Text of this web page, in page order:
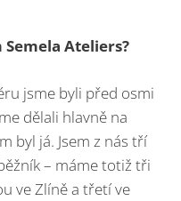
Ateliers?
jsme byli před osmi
dělali hlavně na
byl já. Jsem z nás tří
– máme totiž tři
ve Zlíně a třetí ve